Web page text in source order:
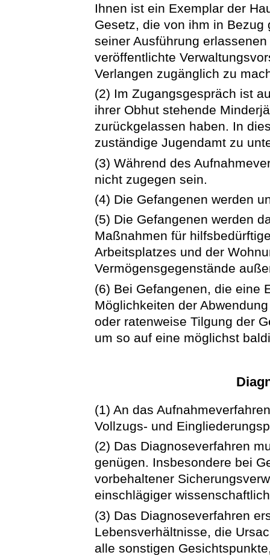
Ihnen ist ein Exemplar der
Gesetz, die von ihm in
seiner Ausführung
veröffentlichte
Verlangen zugänglich zu
(2) Im Zugangsgespräch ist
ihrer Obhut stehende
zurückgelassen haben. In
zuständige Jugendamt zu
(3) Während des
nicht zugegen sein.
(4) Die Gefangenen werden
(5) Die Gefangenen werden
Maßnahmen für
Arbeitsplatzes und der
Vermögensgegenstände
(6) Bei Gefangenen, die eine
Möglichkeiten der
oder ratenweise Tilgung der
um so auf eine möglichst
(1) An das
Vollzugs- und
(2) Das Diagnoseverfahren
genügen. Insbesondere bei
vorbehaltener
einschlägiger
(3) Das Diagnoseverfahren
Lebensverhältnisse, die
alle sonstigen